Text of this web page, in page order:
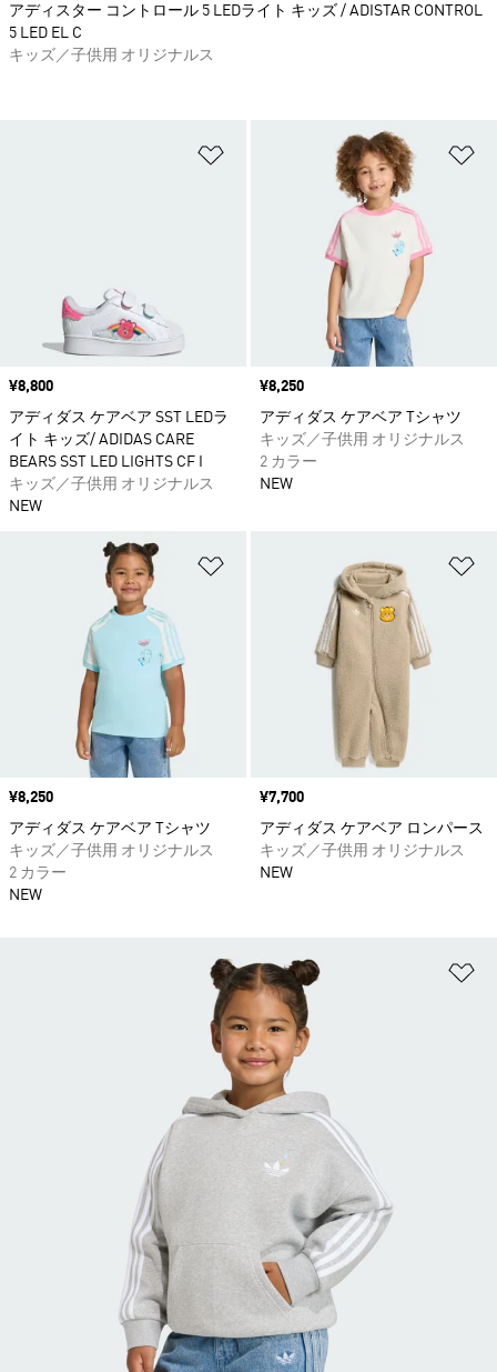
ほしいものリストに追加
価格
¥8,800
アディダス ケアベア SST LEDラ
イト キッズ/ ADIDAS CARE
BEARS SST LED LIGHTS CF I
キッズ／子供用 オリジナルス
NEW
価格
¥8,250
アディダス ケアベア Tシャツ
キッズ／子供用 オリジナルス
2 カラー
NEW
ほしいものリストに追加
価格
¥8,250
アディダス ケアベア Tシャツ
キッズ／子供用 オリジナルス
2 カラー
NEW
価格
¥7,700
アディダス ケアベア ロンパース
キッズ／子供用 オリジナルス
NEW
アディスター コントロール 5 LEDライト キッズ / ADISTAR CONTROL
5 LED EL C
キッズ／子供用 オリジナルス